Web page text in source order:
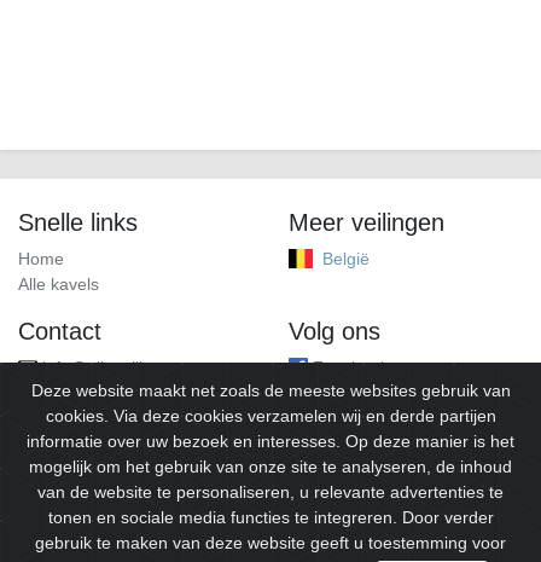
Snelle links
Home
Alle kavels
Meer veilingen
België
Contact
info@alleveilingen.net
Volg ons
Facebook
© 2026Alleveilingen.Alle rechten voorbehouden.
Deze website maakt net zoals de meeste websites gebruik van
cookies. Via deze cookies verzamelen wij en derde partijen
informatie over uw bezoek en interesses. Op deze manier is het
mogelijk om het gebruik van onze site te analyseren, de inhoud
van de website te personaliseren, u relevante advertenties te
tonen en sociale media functies te integreren. Door verder
gebruik te maken van deze website geeft u toestemming voor